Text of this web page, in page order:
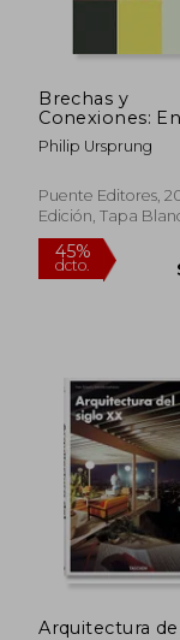
40%
Brechas y
Conexiones:
Sobre
Arte y
Philip Ursprung
Puente Editores,
Edición, Tapa
Nuevo
Arquitectura